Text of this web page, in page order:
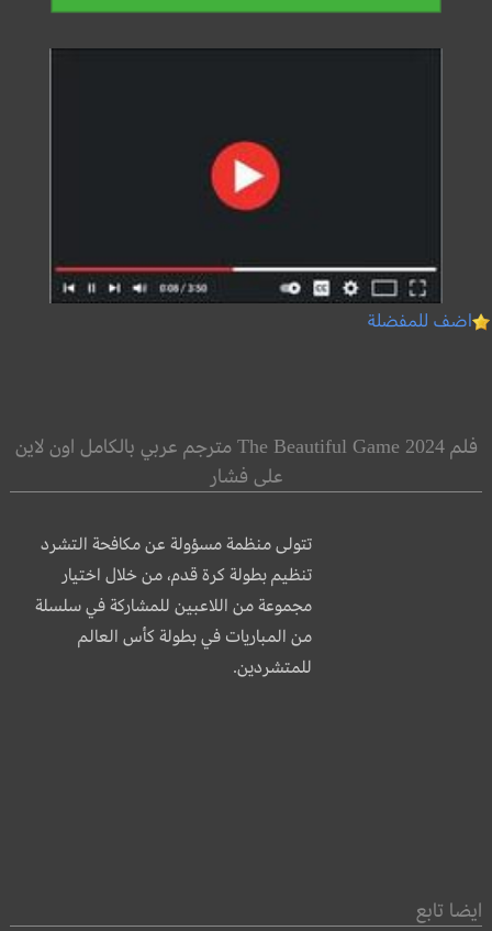
اضف للمفضلة
فلم The Beautiful Game 2024 مترجم عربي بالكامل اون لاين
على فشار
تتولى منظمة مسؤولة عن مكافحة التشرد
تنظيم بطولة كرة قدم، من خلال اختيار
مجموعة من اللاعبين للمشاركة في سلسلة
من المباريات في بطولة كأس العالم
للمتشردين.
ايضا تابع